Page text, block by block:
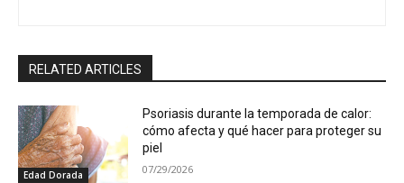
RELATED ARTICLES
Edad Dorada
Psoriasis durante la temporada de calor:
cómo afecta y qué hacer para proteger su
piel
07/29/2026